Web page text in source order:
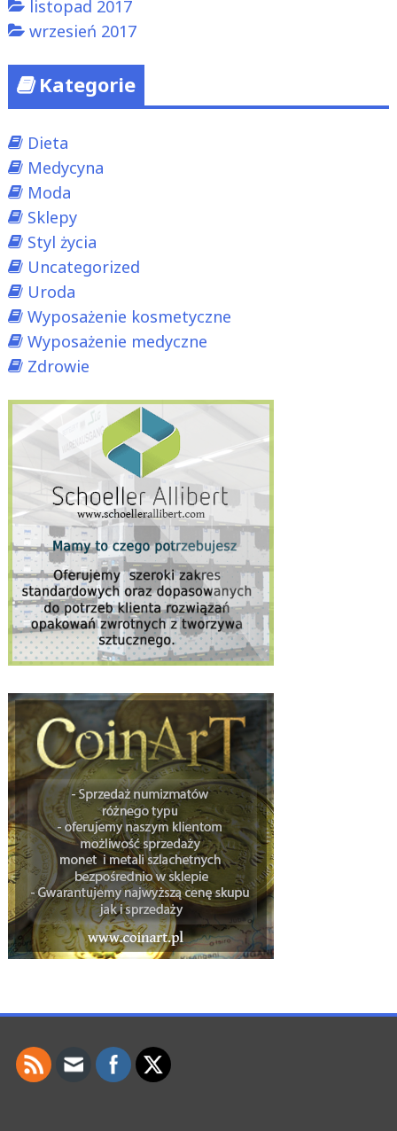
listopad 2017
wrzesień 2017
Kategorie
Dieta
Medycyna
Moda
Sklepy
Styl życia
Uncategorized
Uroda
Wyposażenie kosmetyczne
Wyposażenie medyczne
Zdrowie